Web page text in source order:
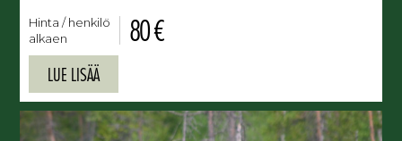
Hinta / henkilö
alkaen
80 €
LUE LISÄÄ